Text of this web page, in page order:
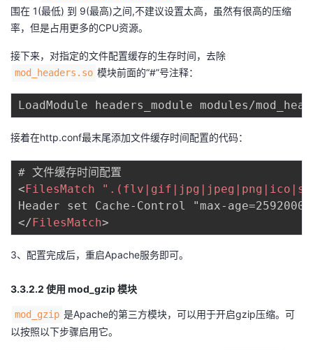
围在 1(最低) 到 9(最高)之间,不建议设置太高，虽然有很高的压缩
率，但是占用更多的CPU资源。
接下来，对指定的文件配置缓存的生存时间，去除
mod_headers.so 模块前面的“#”号注释：
接着在http.conf最末尾添加文件缓存时间配置的代码：
<FilesMatch
</FilesMatch>
3、配置完成后，重启Apache服务即可。
3.3.2.2 使用 mod_gzip 模块
mod_gzip 是Apache的第三方模块，可以用于开启gzip压缩。可
以按照以下步骤启用它。